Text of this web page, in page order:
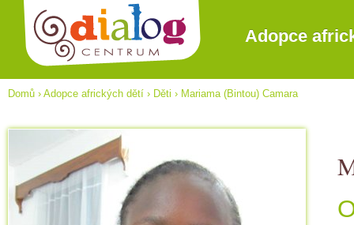
Adopce
Domů › Adopce afrických dětí › Děti › Mariama (Bintou) Camara